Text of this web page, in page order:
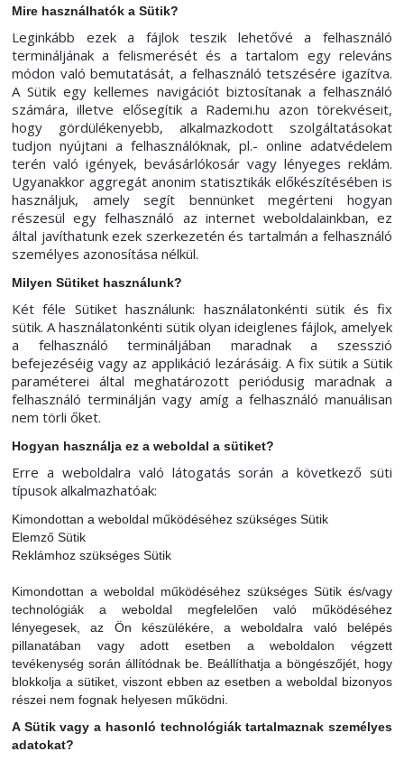
Mire használhatók a Sütik?
Leginkább ezek a fájlok teszik lehetővé a felhasználó
termináljának a felismerését és a tartalom egy releváns
módon való bemutatását, a felhasználó tetszésére igazítva.
A Sütik egy kellemes navigációt biztosítanak a felhasználó
számára, illetve elősegítik a Rademi.hu azon törekvéseit,
hogy gördülékenyebb, alkalmazkodott szolgáltatásokat
tudjon nyújtani a felhasználóknak, pl.- online adatvédelem
terén való igények, bevásárlókosár vagy lényeges reklám.
Ugyanakkor aggregát anonim statisztikák előkészítésében is
használjuk, amely segít bennünket megérteni hogyan
részesül egy felhasználó az internet weboldalainkban, ez
által javíthatunk ezek szerkezetén és tartalmán a felhasználó
személyes azonosítása nélkül.
Milyen Sütiket használunk?
Két féle Sütiket használunk: használatonkénti sütik és fix
sütik. A használatonkénti sütik olyan ideiglenes fájlok, amelyek
a felhasználó termináljában maradnak a szesszió
befejezéséig vagy az applikáció lezárásáig. A fix sütik a Sütik
paraméterei által meghatározott periódusig maradnak a
felhasználó terminálján vagy amíg a felhasználó manuálisan
nem törli őket.
Hogyan használja ez a weboldal a sütiket?
Erre a weboldalra való látogatás során a következő süti
típusok alkalmazhatóak:
Kimondottan a weboldal működéséhez szükséges Sütik
Elemző Sütik
Reklámhoz szükséges Sütik
Kimondottan a weboldal működéséhez szükséges Sütik és/vagy
technológiák a weboldal megfelelően való működéséhez
lényegesek, az Ön készülékére, a weboldalra való belépés
pillanatában vagy adott esetben a weboldalon végzett
tevékenység során állítódnak be. Beállíthatja a böngészőjét, hogy
blokkolja a sütiket, viszont ebben az esetben a weboldal bizonyos
részei nem fognak helyesen működni.
A Sütik vagy a hasonló technológiák tartalmaznak személyes
adatokat?